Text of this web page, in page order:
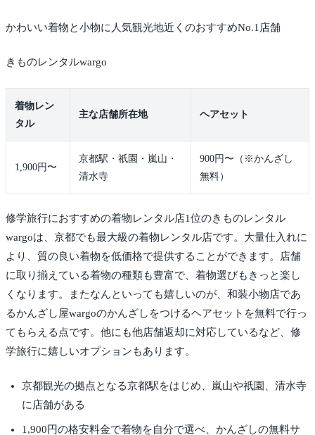
かわいい着物と小物に人気観光地近くのおすすめNo.1店舗
きものレンタルwargo
着物レン
タル
主な店舗所在地 ヘアセット
1,900円〜
京都駅・祇園・嵐山・
清水寺
900円〜（※かんざし
無料）
修学旅行におすすめの着物レンタル店1位のきものレンタル
wargoは、京都でも最大級の着物レンタル店です。大量仕入れに
より、質の良い着物を低価格で提供することができます。店舗
に取り揃えている着物の種類も豊富で、着物選びもきっと楽し
くなります。またなんといっても嬉しいのが、和装小物店であ
るかんざし屋wargoのかんざしをつけるヘアセットを無料で行っ
てもらえる点です。他にも他店舗返却に対応しているなど、修
学旅行に嬉しいオプションもあります。
京都観光の拠点となる京都駅をはじめ、嵐山や祇園、清水寺
に店舗がある
1,900円の格安料金で着物を自分で選べ、かんざしの無料サ